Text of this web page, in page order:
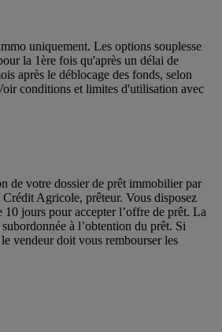
uniquement. Les options souplesse
la 1ère fois qu'après un délai de
après le déblocage des fonds, selon
conditions et limites d'utilisation avec
de votre dossier de prêt immobilier par
Agricole, prêteur. Vous disposez
10 jours pour accepter l’offre de prêt. La
à l’obtention du prêt. Si
vendeur doit vous rembourser les